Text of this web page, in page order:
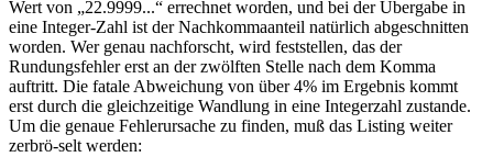
Wert von „22.9999...“ errechnet worden, und bei der Übergabe in
eine Integer-Zahl ist der Nachkommaanteil natürlich abgeschnitten
worden. Wer genau nachforscht, wird feststellen, das der
Rundungsfehler erst an der zwölften Stelle nach dem Komma
auftritt. Die fatale Abweichung von über 4% im Ergebnis kommt
erst durch die gleichzeitige Wandlung in eine Integerzahl zustande.
Um die genaue Fehlerursache zu finden, muß das Listing weiter
zerbrö-selt werden: